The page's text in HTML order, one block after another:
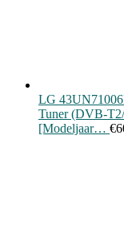
LG
Tuner (DVB-
[Modeljaar… €